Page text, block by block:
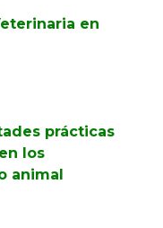
en
prácticas
los
animal